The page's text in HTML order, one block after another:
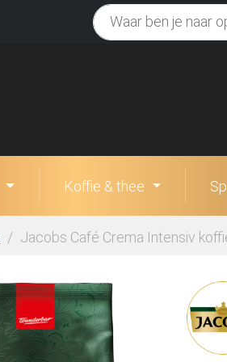
Koffie & thee
Jacobs Café Crema Intensiv